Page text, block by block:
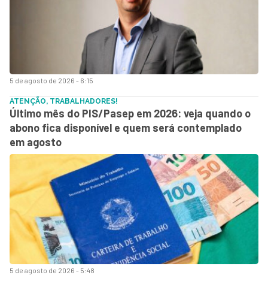
5 de agosto de 2026 - 6:15
5 de agosto de 2026 - 5:48
ATENÇÃO, TRABALHADORES!
Último mês do PIS/Pasep em 2026: veja quando o
abono fica disponível e quem será contemplado
em agosto